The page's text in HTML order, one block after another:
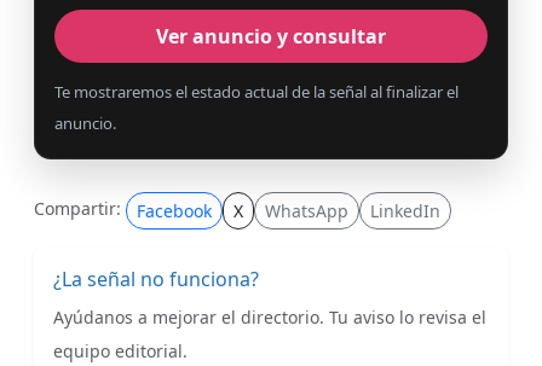
Ver anuncio y consultar
Te mostraremos el estado actual de la señal al finalizar el
anuncio.
Compartir: Facebook X WhatsApp LinkedIn
¿La señal no funciona?
Ayúdanos a mejorar el directorio. Tu aviso lo revisa el
equipo editorial.